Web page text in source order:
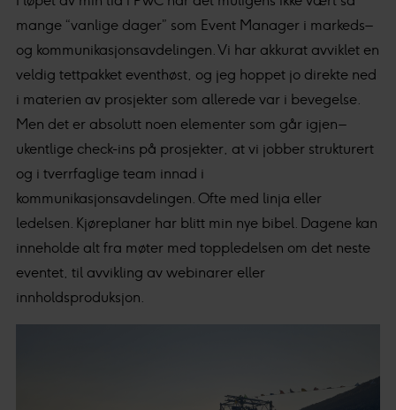
mange “vanlige dager” som Event Manager i markeds–
og kommunikasjonsavdelingen. Vi har akkurat avviklet en
veldig tettpakket eventhøst, og jeg hoppet jo direkte ned
i materien av prosjekter som allerede var i bevegelse.
Men det er absolutt noen elementer som går igjen –
ukentlige check-ins på prosjekter, at vi jobber strukturert
og i tverrfaglige team innad i
kommunikasjonsavdelingen. Ofte med linja eller
ledelsen. Kjøreplaner har blitt min nye bibel. Dagene kan
inneholde alt fra møter med toppledelsen om det neste
eventet, til avvikling av webinarer eller
innholdsproduksjon.